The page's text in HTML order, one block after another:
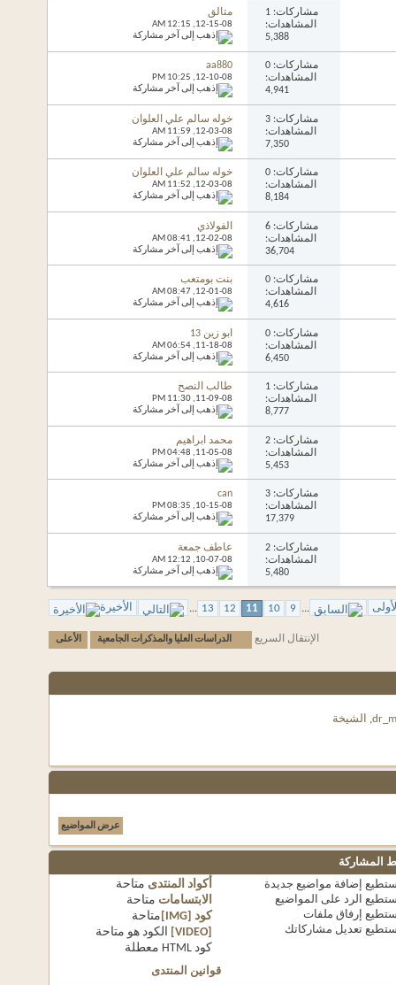
مشاركات: 1
المشاهدات:
12-15-08,
12:15 AM
مشاركات: 0
المشاهدات:
aa880
12-10-08,
10:25 PM
مشاركات: 3
المشاهدات:
خوله سالم علي العلوان
12-03-08,
11:59 AM
مشاركات: 0
المشاهدات:
خوله سالم علي العلوان
12-03-08,
11:52 AM
مشاركات: 6
المشاهدات:
36,704
الفولاذي
12-02-08,
08:41 AM
مشاركات: 0
المشاهدات:
بنت بومتعب
12-01-08,
08:47 AM
مشاركات: 0
المشاهدات:
ابو زين 13
11-18-08,
06:54 AM
مشاركات: 1
المشاهدات:
طالب النصح
11-09-08,
11:30 PM
مشاركات: 2
المشاهدات:
محمد ابراهيم
11-05-08,
04:48 PM
مشاركات: 3
المشاهدات:
17,379
10-15-08,
08:35 PM
مشاركات: 2
المشاهدات:
عاطف جمعة
10-07-08,
12:12 AM
...
9
10
11
12
13 الأخيرة
الإنتقال السريع الدراسات العليا والمذكرات الجامعية الأعلى
الشيخة
إضافة مواضيع جديدة
الرد على المواضيع
إرفاق ملفات
تعديل مشاركاتك
أكواد المنتدى متاحة
الابتسامات متاحة
متاحة
الكود هومتاحة
معطلة
قوانين المنتدى